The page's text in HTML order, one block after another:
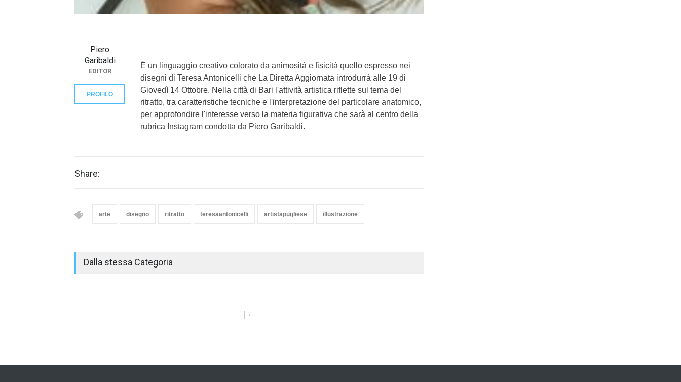
É un linguaggio creativo colorato da animosità e fisicità quello espresso nei
disegni di Teresa Antonicelli che La Diretta Aggiornata introdurrà alle 19 di
Giovedì 14 Ottobre. Nella città di Bari l'attività artistica riflette sul tema del
ritratto, tra caratteristiche tecniche e l'interpretazione del particolare anatomico,
per approfondire l'interesse verso la materia figurativa che sarà al centro della
rubrica Instagram condotta da Piero Garibaldi.
Piero
Garibaldi
EDITOR
PROFILO
Share:
arte disegno ritratto teresaantonicelli artistapugliese illustrazione
Dalla stessa Categoria